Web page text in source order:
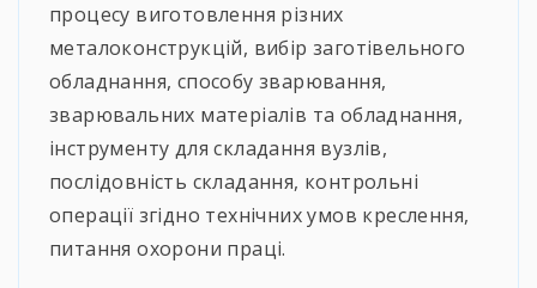
процесу виготовлення різних
металоконструкцій, вибір заготівельного
обладнання, способу зварювання,
зварювальних матеріалів та обладнання,
інструменту для складання вузлів,
послідовність складання, контрольні
операції згідно технічних умов креслення,
питання охорони праці.